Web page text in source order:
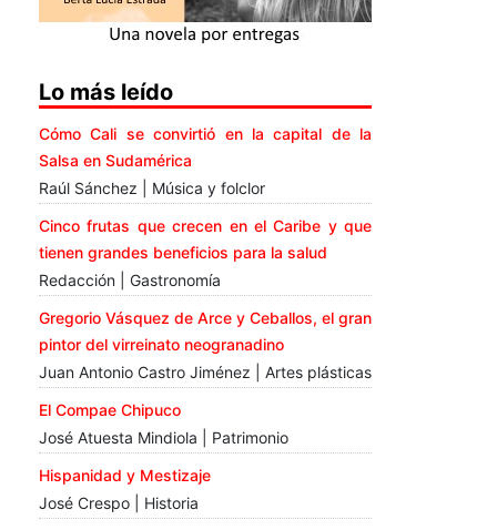
Lo más leído
Cómo Cali se convirtió en la capital de la
Salsa en Sudamérica
Raúl Sánchez | Música y folclor
Cinco frutas que crecen en el Caribe y que
tienen grandes beneficios para la salud
Redacción | Gastronomía
Gregorio Vásquez de Arce y Ceballos, el gran
pintor del virreinato neogranadino
Juan Antonio Castro Jiménez | Artes plásticas
El Compae Chipuco
José Atuesta Mindiola | Patrimonio
Hispanidad y Mestizaje
José Crespo | Historia